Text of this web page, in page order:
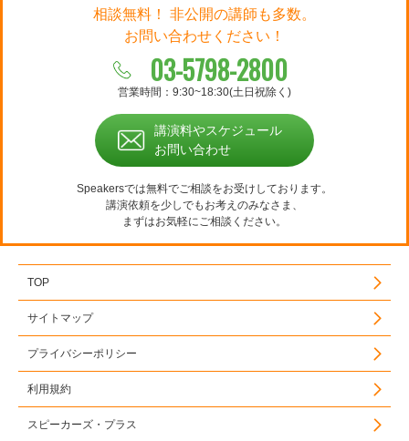
相談無料！ 非公開の講師も多数。
お問い合わせください！
03-5798-2800
営業時間：9:30~18:30(土日祝除く)
講演料やスケジュール
お問い合わせ
Speakersでは無料でご相談をお受けしております。
講演依頼を少しでもお考えのみなさま、
まずはお気軽にご相談ください。
TOP
サイトマップ
プライバシーポリシー
利用規約
スピーカーズ・プラス